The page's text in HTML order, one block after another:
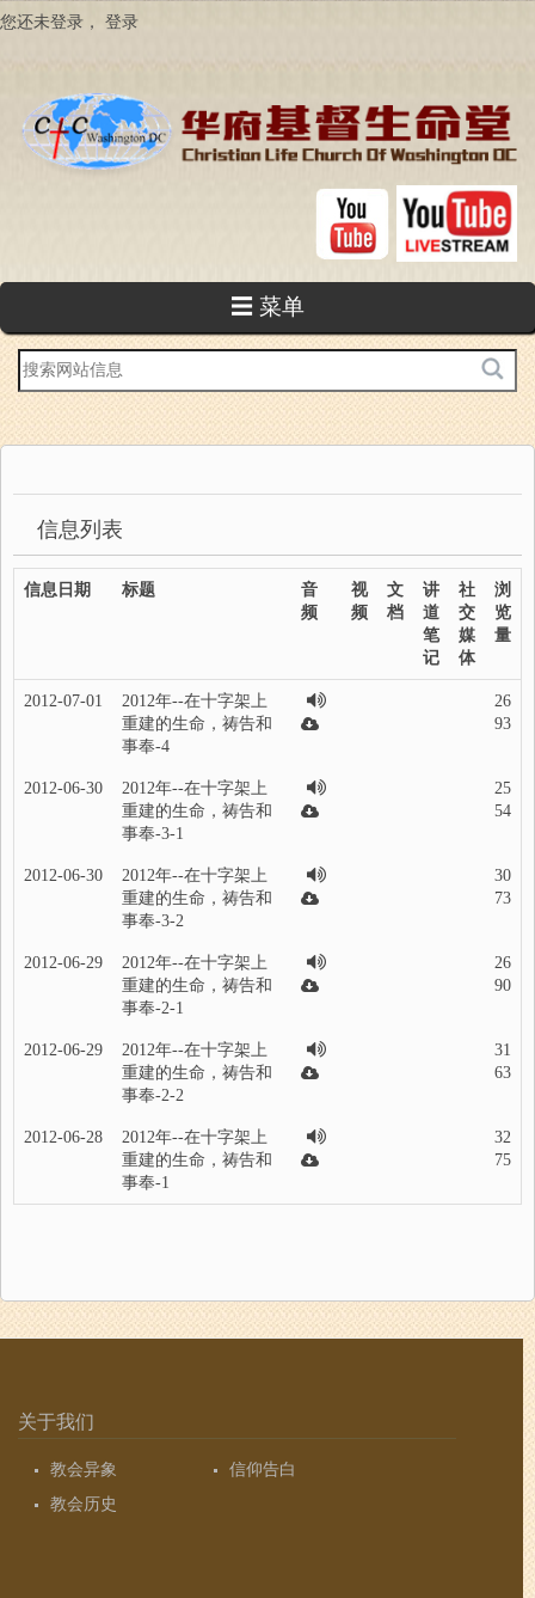
跳
您还未登录， 登录
☰ 菜单
站
内
搜
索
信息列表
信息日期 标题
音
频
视
频
文
档
讲
道
笔
记
社
交
媒
体
浏
览
量
2012-07-01
2012年--在十字架上
重建的生命，祷告和
事奉-4
26
93
2012-06-30
2012年--在十字架上
重建的生命，祷告和
事奉-3-1
25
54
2012-06-30
2012年--在十字架上
重建的生命，祷告和
事奉-3-2
30
73
2012-06-29
2012年--在十字架上
重建的生命，祷告和
事奉-2-1
26
90
2012-06-29
2012年--在十字架上
重建的生命，祷告和
事奉-2-2
31
63
2012-06-28
2012年--在十字架上
重建的生命，祷告和
事奉-1
32
75
关于我们
教会异象
信仰告白
教会历史